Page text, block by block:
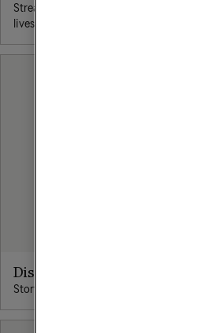
Streama ikoniska serier, succéfilmer, nya
livesport.
Disney+
Storfilmer, nya originalproduktioner och